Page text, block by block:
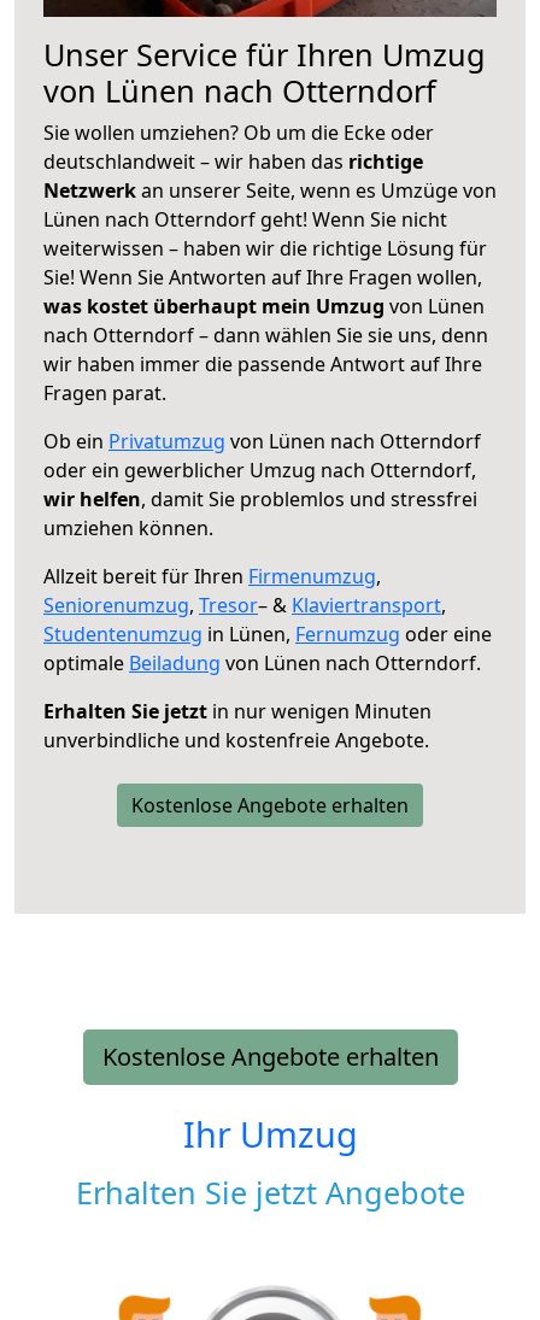
Unser Service für Ihren Umzug
von Lünen nach Otterndorf
Sie wollen umziehen? Ob um die Ecke oder
deutschlandweit – wir haben das richtige
Netzwerkan unserer Seite, wenn es Umzüge von
Lünen nach Otterndorf geht! Wenn Sie nicht
weiterwissen – haben wir die richtige Lösung für
Sie! Wenn Sie Antworten auf Ihre Fragen wollen,
was kostet überhaupt mein Umzug von Lünen
nach Otterndorf – dann wählen Sie sie uns, denn
wir haben immer die passende Antwort auf Ihre
Fragen parat.
Ob ein Privatumzug von Lünen nach Otterndorf
oder ein gewerblicher Umzug nach Otterndorf,
wir helfen, damit Sie problemlos und stressfrei
umziehen können.
Allzeit bereit für Ihren Firmenumzug,
Seniorenumzug, Tresor– & Klaviertransport,
Studentenumzug in Lünen, Fernumzug oder eine
optimale Beiladung von Lünen nach Otterndorf.
Erhalten Sie jetzt in nur wenigen Minuten
unverbindliche und kostenfreie Angebote.
Kostenlose Angebote erhalten
Kostenlose Angebote erhalten
Ihr Umzug
Erhalten Sie jetzt Angebote